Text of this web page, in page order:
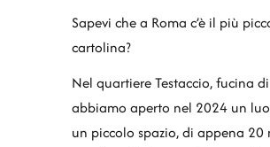
Sapevi che a Roma c’è il più
cartolina?
Nel quartiere Testaccio, fucina
abbiamo aperto nel 2024 un
un piccolo spazio, di appena 20